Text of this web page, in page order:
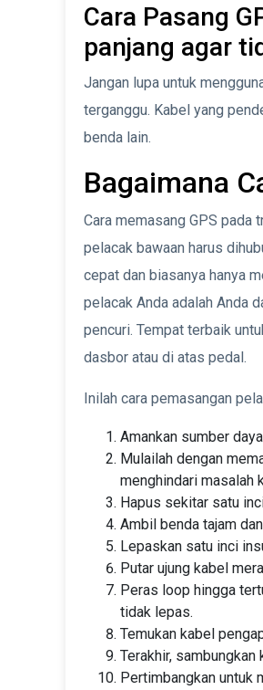
Cara Pasang
panjang agar
Jangan lupa untuk
terganggu. Kabel yang
benda lain.
Bagaimana
Cara memasang GPS pada
pelacak bawaan harus
cepat dan biasanya hanya
pelacak Anda adalah Anda
pencuri. Tempat terbaik
dasbor atau di atas pedal.
Inilah cara pemasangan
Amankan sumber
Mulailah dengan
menghindari masalah
Hapus sekitar satu
Ambil benda tajam
Lepaskan satu inci
Putar ujung kabel
Peras loop hingga
tidak lepas.
Temukan kabel
Terakhir,
Pertimbangkan untuk